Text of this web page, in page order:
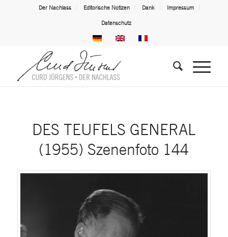
Der Nachlass Editorische Notizen Dank Impressum
Datenschutz
DES TEUFELS GENERAL
(1955) Szenenfoto 144